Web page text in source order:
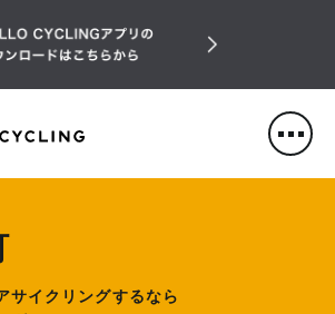
HELLO CYCLING（ハローサ
サイクリングするなら